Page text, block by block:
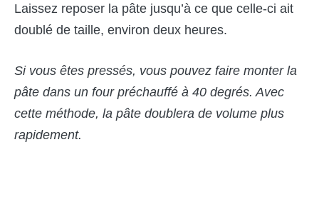
Laissez reposer la pâte jusqu’à ce que celle-ci ait
doublé de taille, environ deux heures.
Si vous êtes pressés, vous pouvez faire monter la
pâte dans un four préchauffé à 40 degrés. Avec
cette méthode, la pâte doublera de volume plus
rapidement.